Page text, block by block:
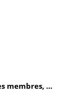
immobilière
membres, …